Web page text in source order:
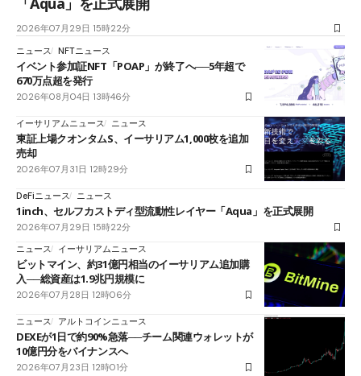
2026年07月29日 15時22分
ニュース NFTニュース
イベント参加証NFT「POAP」が終了へ──5年超で
670万点超を発行
2026年08月04日 13時46分
イーサリアムニュース ニュース
東証上場クオンタムS、イーサリアム1,000枚を追加
売却
2026年07月31日 12時29分
DeFiニュース ニュース
1inch、セルフカストディ型流動性レイヤー「Aqua」を正式展開
2026年07月29日 15時22分
ニュース
イーサリアムニュース
ビットマイン、約31億円相当のイーサリアム追加購
入──総資産は1.9兆円規模に
2026年07月28日 12時06分
ニュース アルトコインニュース
DEXEが1日で約90%急落──チーム関連ウォレットが
10億円分をバイナンスへ
2026年07月23日 12時01分